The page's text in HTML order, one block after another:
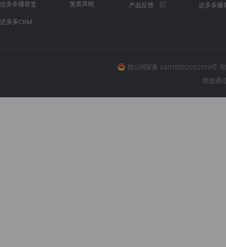
达多多爆单宝
达多多CRM
免责声明 产品反馈 达多多爆
皖公网安备 34019202002109号
数据通